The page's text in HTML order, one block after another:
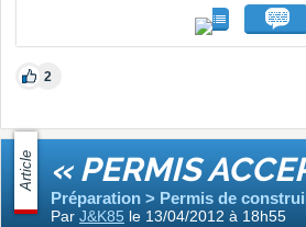
2
Article « PERMIS
Préparation > Permis de
Par J&K85 le 13/04/2012 à 18h55